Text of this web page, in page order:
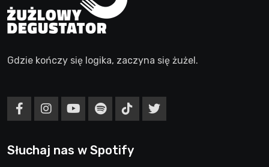
Gdzie kończy się logika, zaczyna się żużel.
Słuchaj nas w Spotify